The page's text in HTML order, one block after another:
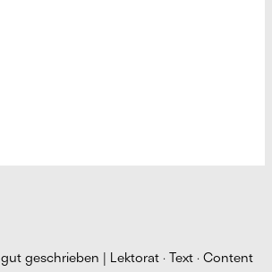
gut geschrieben | Lektorat · Text · Content